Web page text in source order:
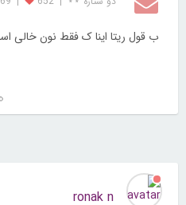
ب قول ریتا اینا ک فقط نون خالی
ronak n